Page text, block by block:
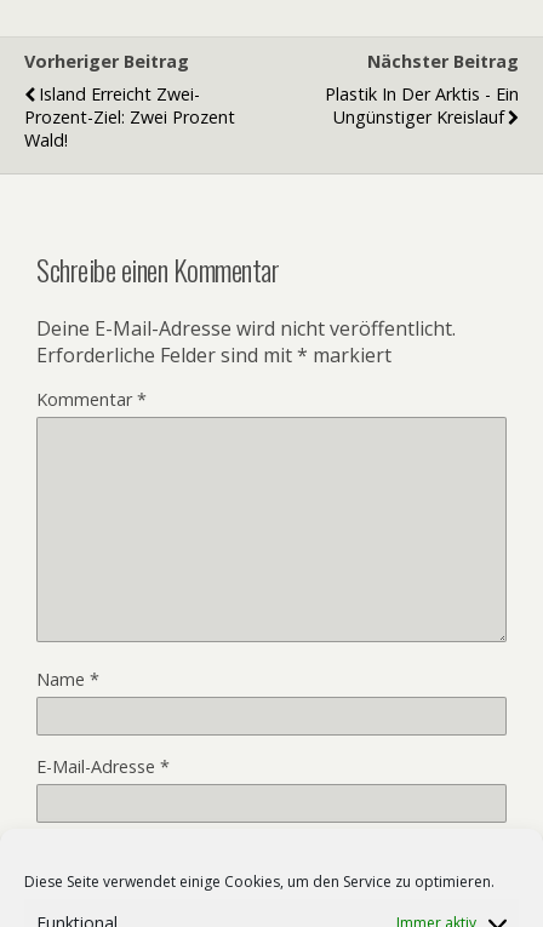
Diese Seite verwendet einige Cookies, um den Service zu optimieren.
Immer aktiv
Vorheriger Beitrag
Island Erreicht Zwei-
Prozent-Ziel: Zwei Prozent
Wald!
Nächster Beitrag
Plastik In Der Arktis - Ein
Ungünstiger Kreislauf
Schreibe einen Kommentar
Deine E-Mail-Adresse wird nicht veröffentlicht.
Erforderliche Felder sind mit* markiert
Kommentar*
Name *
E-Mail-Adresse *